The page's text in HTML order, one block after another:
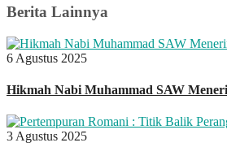
Berita Lainnya
6 Agustus 2025
Hikmah Nabi Muhammad SAW
3 Agustus 2025